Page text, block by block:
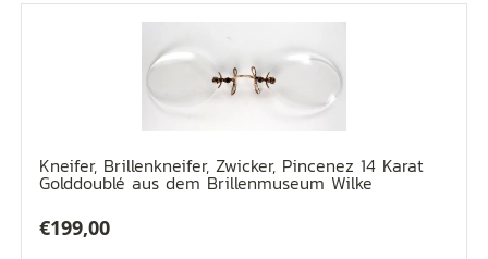
Kneifer, Brillenkneifer, Zwicker, Pincenez 14 Karat
Golddoublé aus dem Brillenmuseum Wilke
€199,00